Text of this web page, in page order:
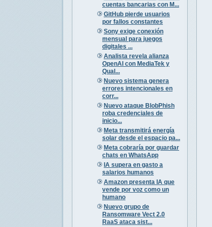
cuentas bancarias con M...
GitHub pierde usuarios
por fallos constantes
Sony exige conexión
mensual para juegos
digitales ...
Analista revela alianza
OpenAI con MediaTek y
Qual...
Nuevo sistema genera
errores intencionales en
corr...
Nuevo ataque BlobPhish
roba credenciales de
inicio...
Meta transmitirá energía
solar desde el espacio pa...
Meta cobraría por guardar
chats en WhatsApp
IA supera en gasto a
salarios humanos
Amazon presenta IA que
vende por voz como un
humano
Nuevo grupo de
Ransomware Vect 2.0
RaaS ataca sist...